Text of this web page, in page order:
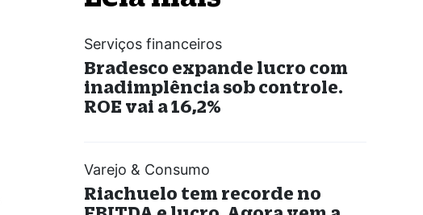
Serviços financeiros
Bradesco expande lucro com
inadimplência sob controle.
ROE vai a 16,2%
Varejo & Consumo
Riachuelo tem recorde no